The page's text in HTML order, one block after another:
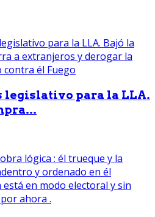
legislativo para la LLA.